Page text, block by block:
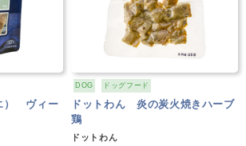
） ヴィー
DOG ドッグフード
ドットわん 炎の炭火焼きハーブ
鶏
ドットわん